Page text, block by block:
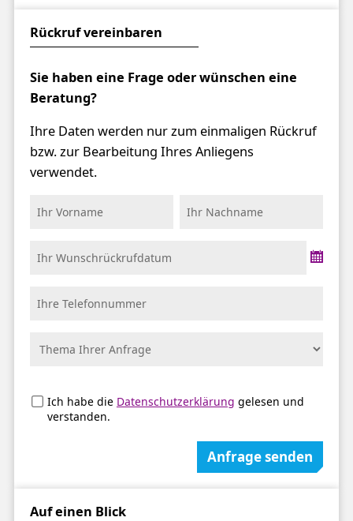
Rückruf vereinbaren
Sie haben eine Frage oder wünschen eine
Beratung?
Ihre Daten werden nur zum einmaligen Rückruf
bzw. zur Bearbeitung Ihres Anliegens
verwendet.
Ich habe die Datenschutzerklärung gelesen und
verstanden.
Anfrage senden
Auf einen Blick